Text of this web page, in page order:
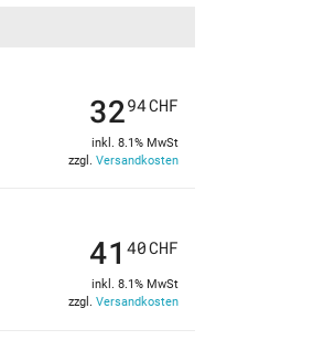
3294CHF
inkl. 8.1% MwSt
zzgl. Versandkosten
4140CHF
inkl. 8.1% MwSt
zzgl. Versandkosten